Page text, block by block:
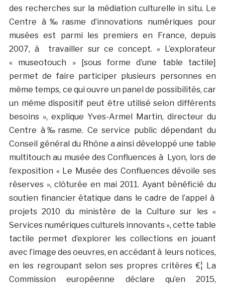
des recherches sur la médiation culturelle in situ. Le
Centre à‰rasme d’innovations numériques pour
musées est parmi les premiers en France, depuis
2007, à travailler sur ce concept. « L’explorateur
« museotouch » [sous forme d’une table tactile]
permet de faire participer plusieurs personnes en
même temps, ce qui ouvre un panel de possibilités, car
un même dispositif peut être utilisé selon différents
besoins », explique Yves-Armel Martin, directeur du
Centre à‰rasme. Ce service public dépendant du
Conseil général du Rhône a ainsi développé une table
multitouch au musée des Confluences à Lyon, lors de
l’exposition « Le Musée des Confluences dévoile ses
réserves », clôturée en mai 2011. Ayant bénéficié du
soutien financier étatique dans le cadre de l’appel à
projets 2010 du ministère de la Culture sur les «
Services numériques culturels innovants », cette table
tactile permet d’explorer les collections en jouant
avec l’image des oeuvres, en accédant à leurs notices,
en les regroupant selon ses propres critères €¦ La
Commission européenne déclare qu’en 2015,